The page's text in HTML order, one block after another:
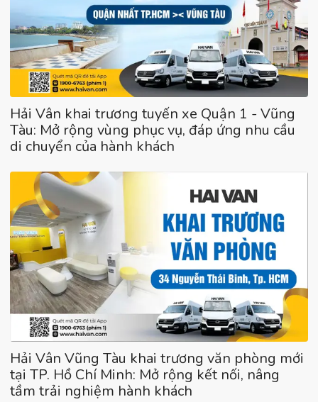
Hải Vân khai trương tuyến xe Quận 1 - Vũng
Tàu: Mở rộng vùng phục vụ, đáp ứng nhu cầu
di chuyển của hành khách
Hải Vân Vũng Tàu khai trương văn phòng mới
tại TP. Hồ Chí Minh: Mở rộng kết nối, nâng
tầm trải nghiệm hành khách